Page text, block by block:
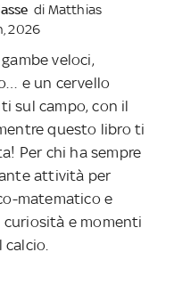
di Matthias
2026
veloci,
e un cervello
sul campo, con il
questo libro ti
Per chi ha sempre
attività per
matematico e
e momenti
calcio.